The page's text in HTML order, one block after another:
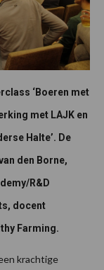
‘Boeren met
met LAJK en
Halte’. De
den Borne,
R&D
docent
Farming.
krachtige